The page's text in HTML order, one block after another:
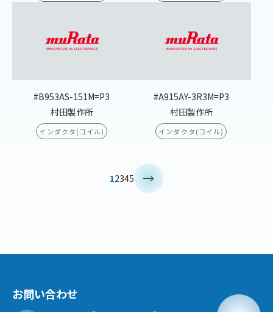
#B953AS-151M=P3
村田製作所
インダクタ(コイル)
#A915AY-3R3M=P3
村田製作所
インダクタ(コイル)
12345
お問い合わせ